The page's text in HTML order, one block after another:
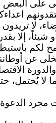
على البعض
لا
أو شيئاً،
لكم
عن
لا